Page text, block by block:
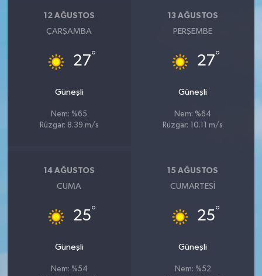
12 AĞUSTOS
ÇARŞAMBA
27°
Güneşli
Nem: %65
Rüzgar: 8.39 m/s
13 AĞUSTOS
PERŞEMBE
27°
Güneşli
Nem: %64
Rüzgar: 10.11 m/s
14 AĞUSTOS
CUMA
25°
Güneşli
Nem: %54
15 AĞUSTOS
CUMARTESI
25°
Güneşli
Nem: %52